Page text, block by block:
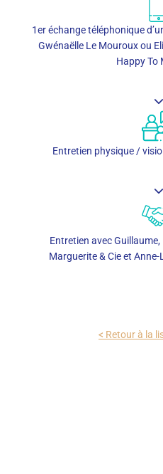
1er échange téléphonique
Gwénaëlle Le Mouroux ou
Happy To
Entretien physique /
Entretien avec
Marguerite & Cie et
< Retour à la